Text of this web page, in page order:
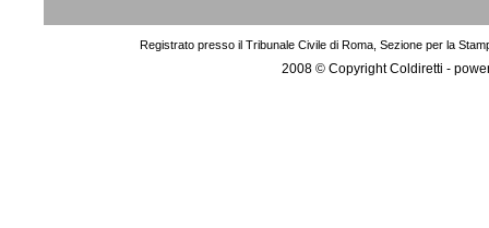
Registrato presso il Tribunale Civile di Roma, Sezione per la
2008 © Copyright Coldiretti -